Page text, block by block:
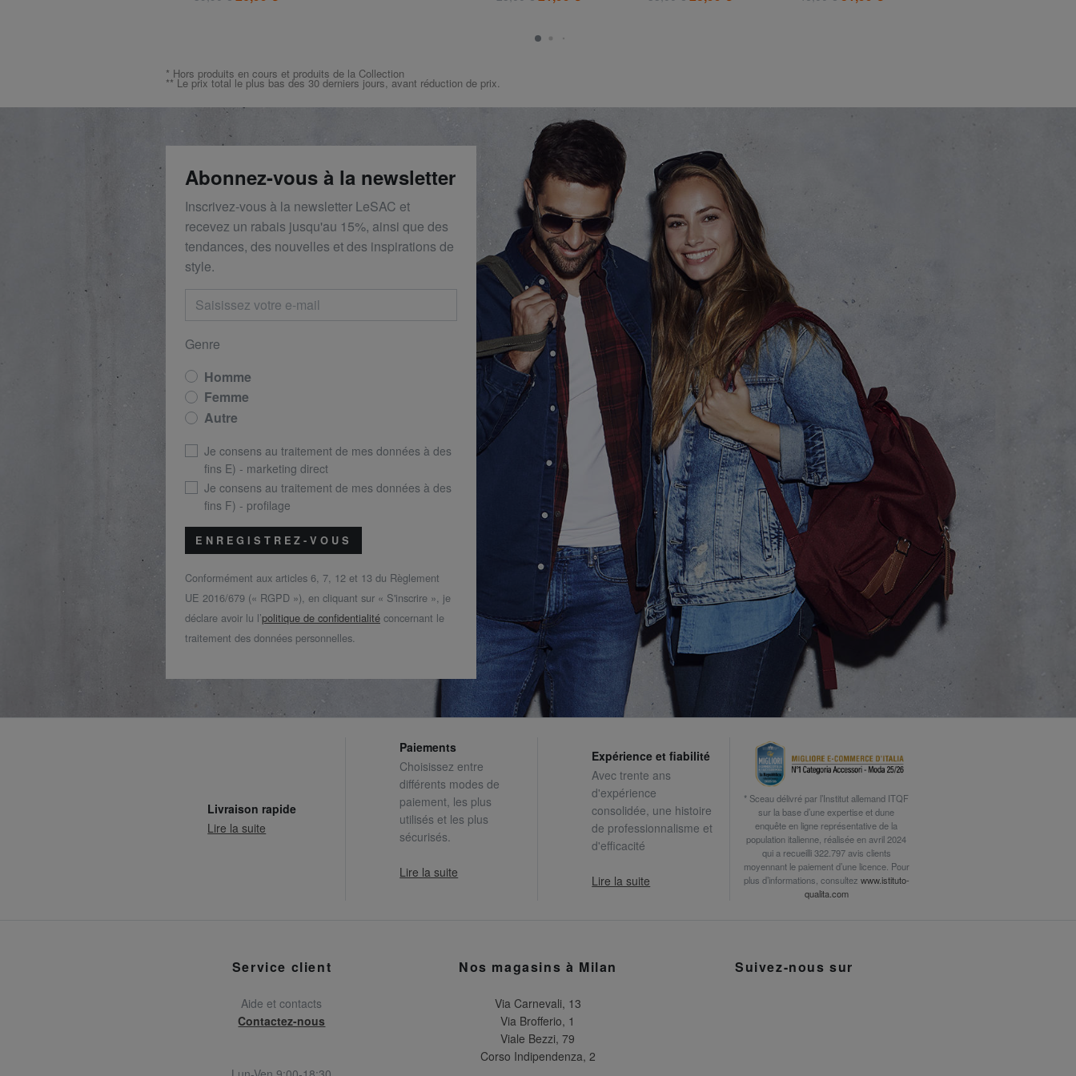
* Hors produits en cours et produits de la Collection
** Le prix total le plus bas des 30 derniers jours, avant réduction de prix.
Abonnez-vous à la newsletter
Inscrivez-vous à la newsletter LeSAC et
recevez un rabais jusqu'au 15%, ainsi que des
tendances, des nouvelles et des inspirations de
style.
Genre
Homme
Femme
Autre
Je consens au traitement de mes données à des
fins E) - marketing direct
Je consens au traitement de mes données à des
fins F) - profilage
ENREGISTREZ-VOUS
Conformément aux articles 6, 7, 12 et 13 du Règlement
UE 2016/679 (« RGPD »), en cliquant sur « S'inscrire », je
déclare avoir lu l’politique de confidentialité concernant le
traitement des données personnelles.
Livraison rapide
Lire la suite
Paiements
Choisissez entre
différents modes de
paiement, les plus
utilisés et les plus
sécurisés.
Lire la suite
Expérience et fiabilité
Avec trente ans
d'expérience
consolidée, une histoire
de professionnalisme et
d'efficacité
Lire la suite
* Sceau délivré par l’Institut allemand ITQF
sur la base d’une expertise et dune
enquête en ligne représentative de la
population italienne, réalisée en avril 2024
qui a recueilli 322.797 avis clients
moyennant le paiement d’une licence. Pour
plus d’informations, consultez www.istituto-
qualita.com
Service client
Aide et contacts
Contactez-nous
Nos magasins à Milan
Via Carnevali, 13
Via Brofferio, 1
Viale Bezzi, 79
Corso Indipendenza, 2
Suivez-nous sur